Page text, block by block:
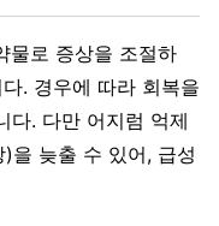
물로 증상을 조절하
. 경우에 따라 회복을
다. 다만 어지럼 억제
을 늦출 수 있어, 급성